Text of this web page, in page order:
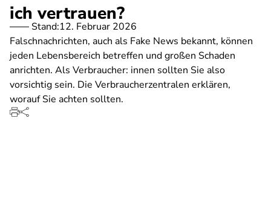
ich vertrauen?
Stand:12. Februar 2026
Falschnachrichten, auch als Fake News bekannt, können
jeden Lebensbereich betreffen und großen Schaden
anrichten. Als Verbraucher: innen sollten Sie also
vorsichtig sein. Die Verbraucherzentralen erklären,
worauf Sie achten sollten.